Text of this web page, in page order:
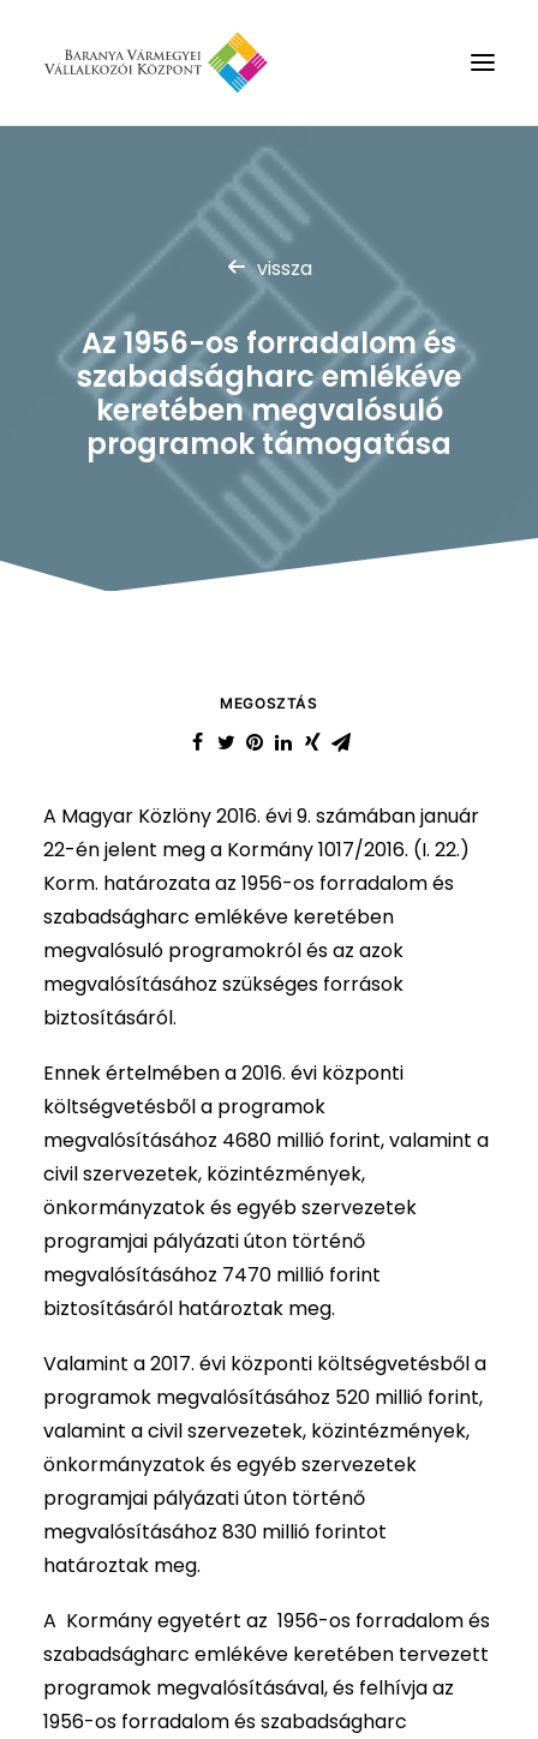
Rólunk
Szolgáltatások
Hírek
Partnerek
Kapcsolat
Keresés
vissza
Az 1956-os forradalom és
szabadságharc emlékéve
keretében megvalósuló
programok támogatása
MEGOSZTÁS
A Magyar Közlöny 2016. évi 9. számában január
22-én jelent meg a Kormány 1017/2016. (I. 22.)
Korm. határozata az 1956-os forradalom és
szabadságharc emlékéve keretében
megvalósuló programokról és az azok
megvalósításához szükséges források
biztosításáról.
Ennek értelmében a 2016. évi központi
költségvetésből a programok
megvalósításához 4680 millió forint, valamint a
civil szervezetek, közintézmények,
önkormányzatok és egyéb szervezetek
programjai pályázati úton történő
megvalósításához 7470 millió forint
biztosításáról határoztak meg.
Valamint a 2017. évi központi költségvetésből a
programok megvalósításához 520 millió forint,
valamint a civil szervezetek, közintézmények,
önkormányzatok és egyéb szervezetek
programjai pályázati úton történő
megvalósításához 830 millió forintot
határoztak meg.
A Kormány egyetért az 1956-os forradalom és
szabadságharc emlékéve keretében tervezett
programok megvalósításával, és felhívja az
1956-os forradalom és szabadságharc